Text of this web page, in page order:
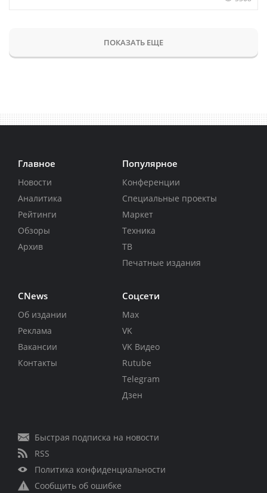
ПОКАЗАТЬ ЕЩЕ
Главное
Новости
Аналитика
Рейтинги
Обзоры
Архив
Популярное
Конференции
Специальные проекты
Маркет
Техника
ТВ
Печатные издания
CNews
Об издании
Реклама
Вакансии
Контакты
Соцсети
Max
VK
VK Видео
Rutube
Telegram
Дзен
Быстрая подписка на новости
RSS
Политика конфиденциальности
Сообщить об ошибке